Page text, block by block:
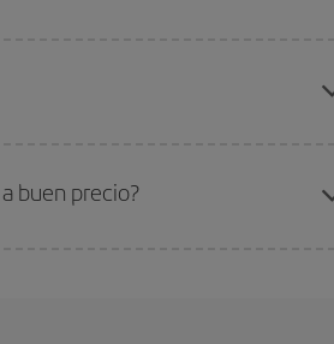
Asturias-Oviedo-dest
buen precio?